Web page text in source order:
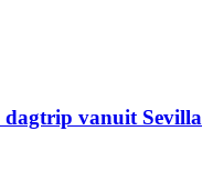
dagtrip vanuit Sevilla